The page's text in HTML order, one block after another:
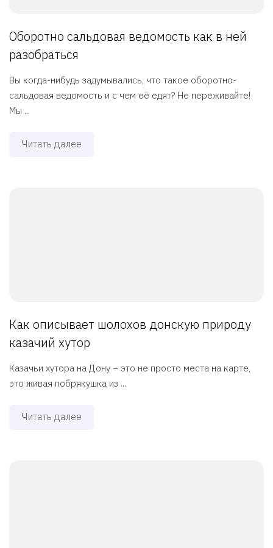
Оборотно сальдовая ведомость как в ней
разобраться
Вы когда-нибудь задумывались, что такое оборотно-
сальдовая ведомость и с чем её едят? Не переживайте!
Мы ...
Читать далее
Как описывает шолохов донскую природу
казачий хутор
Казачьи хутора на Дону – это не просто места на карте,
это живая побрякушка из ...
Читать далее